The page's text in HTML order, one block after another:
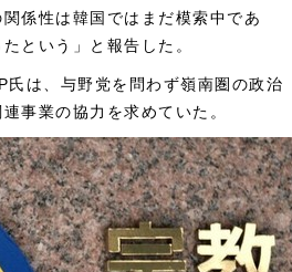
係性は韓国ではまだ模索中であ
という」と報告した。
は、与野党を問わず嶺南圏の政治
事業の協力を求めていた。